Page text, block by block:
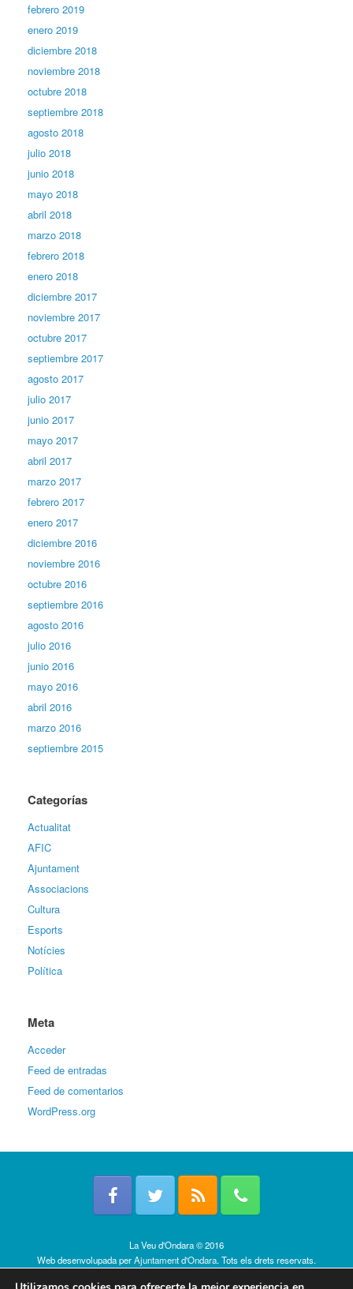
febrero 2019
enero 2019
diciembre 2018
noviembre 2018
octubre 2018
septiembre 2018
agosto 2018
julio 2018
junio 2018
mayo 2018
abril 2018
marzo 2018
febrero 2018
enero 2018
diciembre 2017
noviembre 2017
octubre 2017
septiembre 2017
agosto 2017
julio 2017
junio 2017
mayo 2017
abril 2017
marzo 2017
febrero 2017
enero 2017
diciembre 2016
noviembre 2016
octubre 2016
septiembre 2016
agosto 2016
julio 2016
junio 2016
mayo 2016
abril 2016
marzo 2016
septiembre 2015
Categorías
Actualitat
AFIC
Ajuntament
Associacions
Cultura
Esports
Notícies
Política
Meta
Acceder
Feed de entradas
Feed de comentarios
WordPress.org
La Veu d'Ondara © 2016
Web desenvolupada perAjuntament d'Ondara. Tots els drets reservats.